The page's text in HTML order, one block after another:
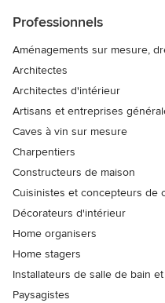
Professionnels
Aménagements sur mesure,
Architectes
Architectes d'intérieur
Artisans et entreprises
Caves à vin sur mesure
Charpentiers
Constructeurs de maison
Cuisinistes et concepteurs de
Décorateurs d'intérieur
Home organisers
Home stagers
Installateurs de salle de bain
Paysagistes